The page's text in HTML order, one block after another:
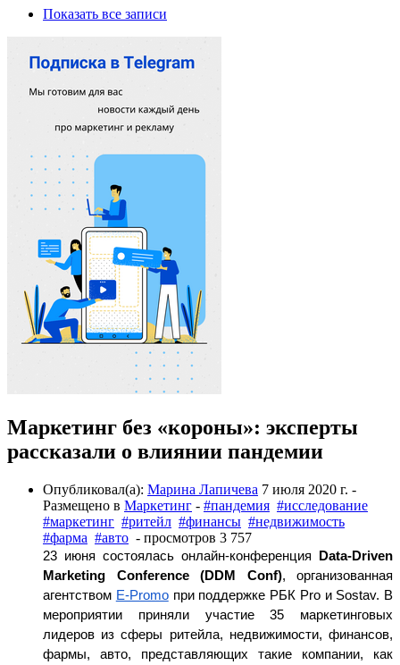
Показать все записи
Маркетинг без «короны»: эксперты
рассказали о влиянии пандемии
Опубликовал(а): Марина Лапичева 7 июля 2020 г. -
Размещено в Маркетинг - #пандемия #исследование
#маркетинг #ритейл #финансы #недвижимость
#фарма #авто - просмотров 3 757
23 июня состоялась онлайн-конференция
Data-Driven
Marketing Conference (DDM Conf), организованная
агентством E-Promo при поддержке РБК Pro и Sostav. В
мероприятии приняли участие 35 маркетинговых
лидеров из сферы ритейла, недвижимости, финансов,
фармы, авто, представляющих такие компании, как